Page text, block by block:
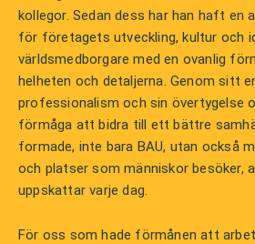
kollegor. Sedan dess har han haft en
för företagets utveckling, kultur och
världsmedborgare med en ovanlig
helheten och detaljerna. Genom sitt
professionalism och sin övertygelse
förmåga att bidra till ett bättre
formade, inte bara BAU, utan också
och platser som människor besöker,
uppskattar varje dag.
För oss som hade förmånen att